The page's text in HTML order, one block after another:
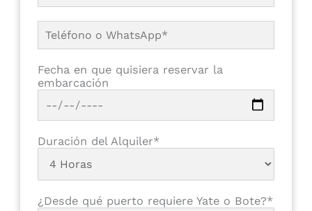
Fecha en que quisiera reservar la
embarcación
Duración del Alquiler*
¿Desde qué puerto requiere Yate o Bote?*